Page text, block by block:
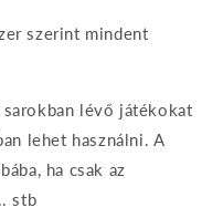
szerint mindent
lévő játékokat
lehet használni. A
ha csak az
stb